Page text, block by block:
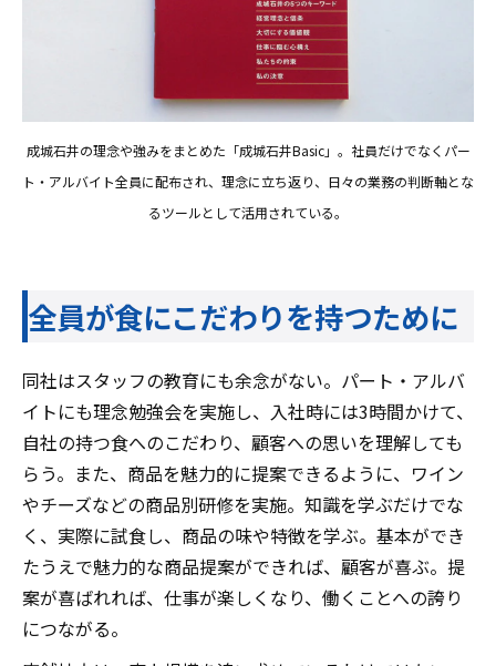
成城石井の理念や強みをまとめた「成城石井Basic」。社員だけでなくパー
ト・アルバイト全員に配布され、理念に立ち返り、日々の業務の判断軸とな
るツールとして活用されている。
全員が食にこだわりを持つために
同社はスタッフの教育にも余念がない。パート・アルバ
イトにも理念勉強会を実施し、入社時には3時間かけて、
自社の持つ食へのこだわり、顧客への思いを理解しても
らう。また、商品を魅力的に提案できるように、ワイン
やチーズなどの商品別研修を実施。知識を学ぶだけでな
く、実際に試食し、商品の味や特徴を学ぶ。基本ができ
たうえで魅力的な商品提案ができれば、顧客が喜ぶ。提
案が喜ばれれば、仕事が楽しくなり、働くことへの誇り
につながる。